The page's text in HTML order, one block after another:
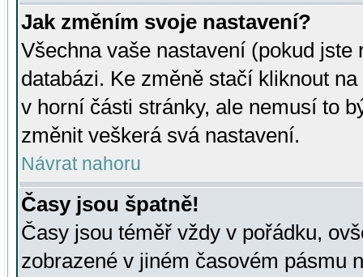
Jak změním svoje nastavení?
Všechna vaše nastavení (pokud
databázi. Ke změně stačí kliknout
v horní části stránky, ale nemusí to
změnit veškerá svá nastavení.
Návrat nahoru
Časy jsou špatně!
Časy jsou téměř vždy v pořádku,
zobrazené v jiném časovém pásmu